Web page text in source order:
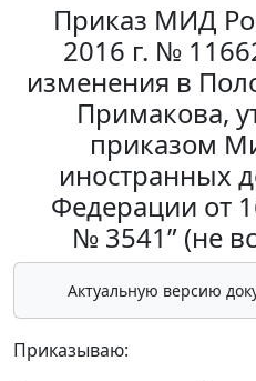
Приказ МИД
2016 г. №
изменения в
Примакова,
приказом
иностранных
Федерации от
№ 3541” (не
Актуальную версию
Приказываю: